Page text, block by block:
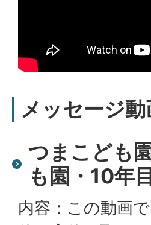
メッセージ
つまこども
も園・10年
内容：この動画